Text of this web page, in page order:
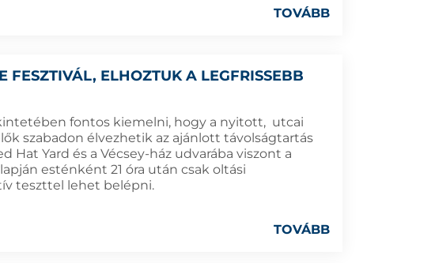
TOVÁBB
FESZTIVÁL, ELHOZTUK A LEGFRISSEBB
fontos kiemelni, hogy a nyitott, utcai
szabadon élvezhetik az ajánlott távolságtartás
Hat Yard és a Vécsey-ház udvarába viszont a
esténként 21 óra után csak oltási
teszttel lehet belépni.
TOVÁBB